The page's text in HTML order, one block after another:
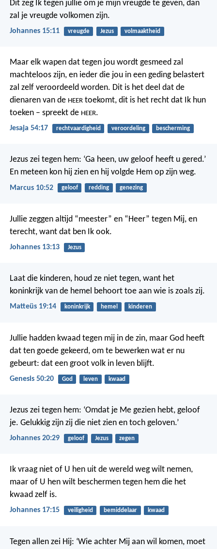
Dit zeg Ik tegen jullie om je mijn vreugde te geven, dan
zal je vreugde volkomen zijn.
Johannes 15:11 vreugde Jezus volmaaktheid
Maar elk wapen dat tegen jou wordt gesmeed zal
machteloos zijn, en ieder die jou in een geding belastert
zal zelf veroordeeld worden. Dit is het deel dat de
dienaren van de HEER toekomt, dit is het recht dat Ik hun
toeken – spreekt de HEER.
Jesaja 54:17 rechtvaardigheid veroordeling bescherming
Jezus zei tegen hem: ‘Ga heen, uw geloof heeft u gered.’
En meteen kon hij zien en hij volgde Hem op zijn weg.
Marcus 10:52 geloof redding genezing
Jullie zeggen altijd “meester” en “Heer” tegen Mij, en
terecht, want dat ben Ik ook.
Johannes 13:13 Jezus
Laat die kinderen, houd ze niet tegen, want het
koninkrijk van de hemel behoort toe aan wie is zoals zij.
Matteüs 19:14 koninkrijk hemel kinderen
Jullie hadden kwaad tegen mij in de zin, maar God heeft
dat ten goede gekeerd, om te bewerken wat er nu
gebeurt: dat een groot volk in leven blijft.
Genesis 50:20 God leven kwaad
Jezus zei tegen hem: ‘Omdat je Me gezien hebt, geloof
je. Gelukkig zijn zij die niet zien en toch geloven.’
Johannes 20:29 geloof Jezus zegen
Ik vraag niet of U hen uit de wereld weg wilt nemen,
maar of U hen wilt beschermen tegen hem die het
kwaad zelf is.
Johannes 17:15 veiligheid bemiddelaar kwaad
Tegen allen zei Hij: ‘Wie achter Mij aan wil komen, moet